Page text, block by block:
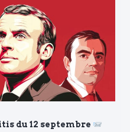
du 12 septembre